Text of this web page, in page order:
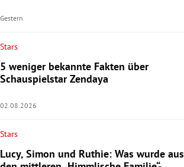
Gestern
Stars
5 weniger bekannte Fakten über
Schauspielstar Zendaya
02.08.2026
Stars
Lucy, Simon und Ruthie: Was wurde aus